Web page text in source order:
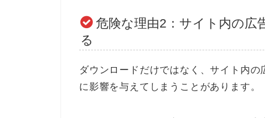
危険な理由2：サイト内の広
る
ダウンロードだけではなく、サイト内
に影響を与えてしまうことがあります。